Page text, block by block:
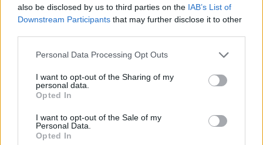
also be disclosed by us to third parties on the IAB’s List of
Downstream Participants that may further disclose it to other
Please note that this website/app uses one or more Google
not limited to your visit or usage behaviour. You may click to
grant or deny consent to Google and its third-party tags to
use your data for below specified purposes in below Google
consent section.
Personal Data Processing Opt Outs
I want to opt-out of the Sharing of my
personal data.
Opted In
I want to opt-out of the Sale of my
Personal Data.
Opted In
Cómo elegir una carrera STEAM: perfiles
emergentes y competencias clave